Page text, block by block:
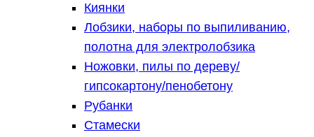
Киянки
Лобзики, наборы по выпиливанию,
полотна для электролобзика
Ножовки, пилы по дереву/
гипсокартону/пенобетону
Рубанки
Стамески